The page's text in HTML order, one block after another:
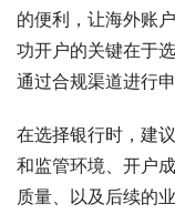
的便利，让海外账
功开户的关键在于
通过合规渠道进行申
在选择银行时，建
和监管环境、开户
质量、以及后续的